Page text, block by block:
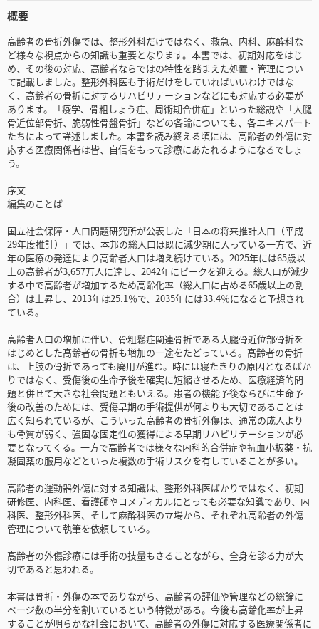
概要
高齢者の骨折外傷では、整形外科だけではなく、救急、内科、麻酔科な
ど様々な視点からの知識も重要となります。本書では、初期対応をはじ
め、その後の対応、高齢者ならではの特性を踏まえた処置・管理につい
て記載しました。整形外科医も手術だけをしていればいいわけではな
く、高齢者の骨折に対するリハビリテーションなどにも対応する必要が
あります。「疫学、骨粗しょう症、周術期合併症」といった総説や「大腿
骨近位部骨折、脆弱性骨盤骨折」などの各論についても、各エキスパート
たちによって詳述しました。本書を読み終える頃には、高齢者の外傷に対
応する医療関係者は皆、自信をもって診療にあたれるようになるでしょ
う。
序文
編集のことば
国立社会保障・人口問題研究所が公表した「日本の将来推計人口（平成
29年度推計）」では、本邦の総人口は既に減少期に入っている一方で、近
年の医療の発達により高齢者人口は増え続けている。2025年には65歳以
上の高齢者が3,657万人に達し、2042年にピークを迎える。総人口が減少
する中で高齢者が増加するため高齢化率（総人口に占める65歳以上の割
合）は上昇し、2013年は25.1％で、2035年には33.4％になると予想され
ている。
高齢者人口の増加に伴い、骨粗鬆症関連骨折である大腿骨近位部骨折を
はじめとした高齢者の骨折も増加の一途をたどっている。高齢者の骨折
は、上肢の骨折であっても廃用が進む。時には寝たきりの原因となるばか
りではなく、受傷後の生命予後を確実に短縮させるため、医療経済的問
題と併せて大きな社会問題ともいえる。患者の機能予後ならびに生命予
後の改善のためには、受傷早期の手術提供が何よりも大切であることは
広く知られているが、こういった高齢者の骨折外傷は、通常の成人より
も骨質が弱く、強固な固定性の獲得による早期リハビリテーションが必
要となってくる。一方で高齢者では様々な内科的合併症や抗血小板薬・抗
凝固薬の服用などといった複数の手術リスクを有していることが多い。
高齢者の運動器外傷に対する知識は、整形外科医ばかりではなく、初期
研修医、内科医、看護師やコメディカルにとっても必要な知識であり、内
科医、整形外科医、そして麻酔科医の立場から、それぞれ高齢者の外傷
管理について執筆を依頼している。
高齢者の外傷診療には手術の技量もさることながら、全身を診る力が大
切であると思われる。
本書は骨折・外傷の本でありながら、高齢者の評価や管理などの総論に
ページ数の半分を割いているという特徴がある。今後も高齢化率が上昇
することが明らかな社会において、高齢者の外傷に対応する医療関係者に